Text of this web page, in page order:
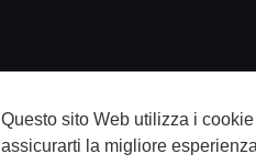
Questo sito Web utilizza i
assicurarti la migliore